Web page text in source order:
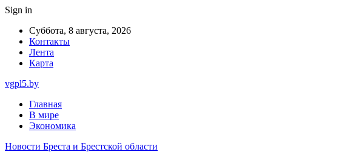
Sign in
Суббота, 8 августа, 2026
Контакты
Лента
Карта
vgpl5.by
Главная
В мире
Экономика
Новости Бреста и Брестской области